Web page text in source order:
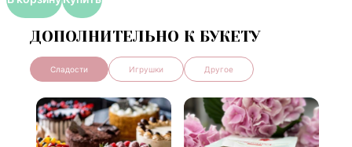
ДОПОЛНИТЕЛЬНО К БУКЕТУ
Сладости Игрушки Другое